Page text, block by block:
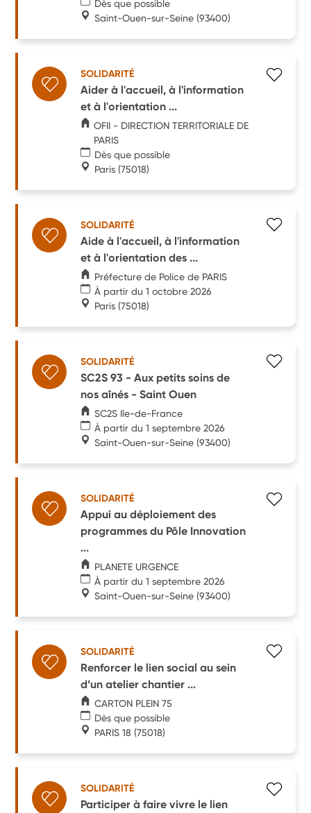
Dès que possible
Saint-Ouen-sur-Seine (93400)
SOLIDARITÉ
Aider à l'accueil, à l'information
et à l'orientation ...
OFII - DIRECTION TERRITORIALE DE
PARIS
Dès que possible
Paris (75018)
SOLIDARITÉ
Aide à l'accueil, à l'information
et à l'orientation des ...
Préfecture de Police de PARIS
À partir du 1 octobre 2026
Paris (75018)
SOLIDARITÉ
SC2S 93 - Aux petits soins de
nos aînés - Saint Ouen
SC2S Ile-de-France
À partir du 1 septembre 2026
Saint-Ouen-sur-Seine (93400)
SOLIDARITÉ
Appui au déploiement des
programmes du Pôle Innovation
...
PLANETE URGENCE
À partir du 1 septembre 2026
Saint-Ouen-sur-Seine (93400)
SOLIDARITÉ
Renforcer le lien social au sein
d’un atelier chantier ...
CARTON PLEIN 75
Dès que possible
PARIS 18 (75018)
SOLIDARITÉ
Participer à faire vivre le lien